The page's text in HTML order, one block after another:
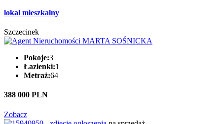
lokal mieszkalny
Szczecinek
Pokoje:3
Łazienki:1
Metraż:64
388 000 PLN
Zobacz